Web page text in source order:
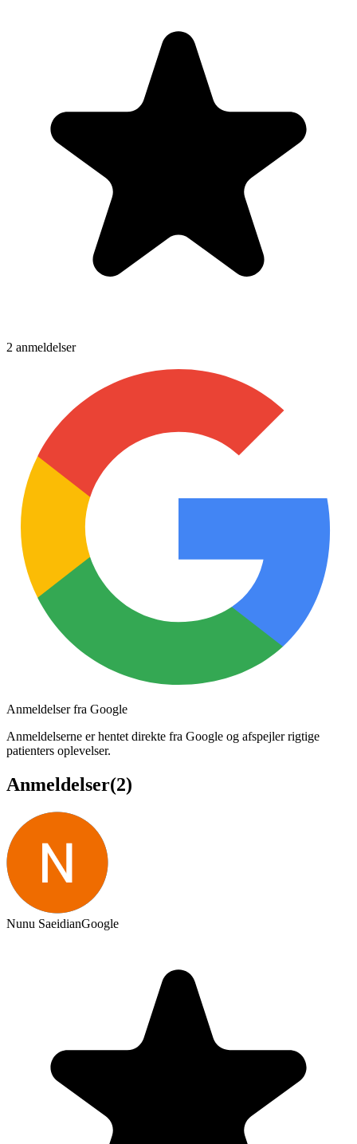
2 anmeldelser
Anmeldelser fra Google
Anmeldelserne er hentet direkte fra Google og afspejler rigtige
patienters oplevelser.
Anmeldelser(2)
Nunu SaeidianGoogle